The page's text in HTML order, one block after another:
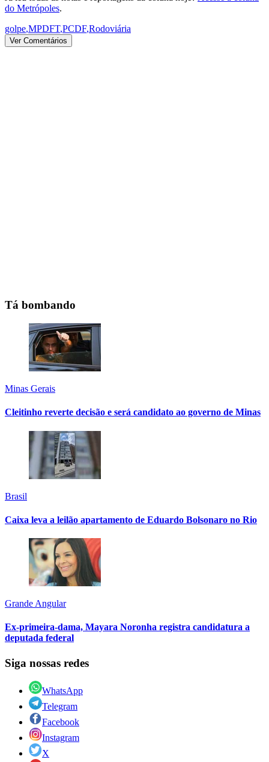
do Metrópoles.
golpe,MPDFT,PCDF,Rodoviária
Ver Comentários
Tá bombando
Minas Gerais
Cleitinho reverte decisão e será candidato ao governo de Minas
Brasil
Caixa leva a leilão apartamento de Eduardo Bolsonaro no Rio
Grande Angular
Ex-primeira-dama, Mayara Noronha registra candidatura a
deputada federal
Siga nossas redes
WhatsApp
Telegram
Facebook
Instagram
X